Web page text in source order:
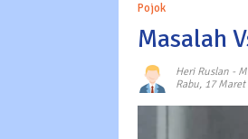
Pojok
Masalah
Heri Ruslan -
Rabu, 17 Maret